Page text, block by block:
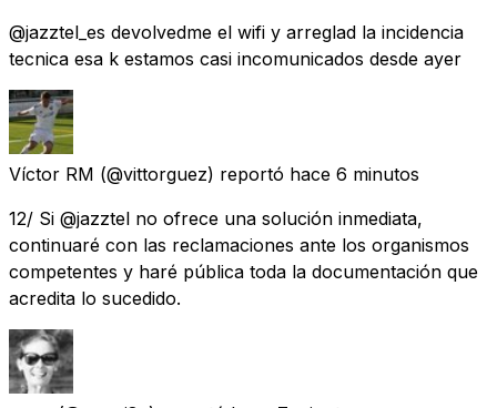
@jazztel_es devolvedme el wifi y arreglad la incidencia
tecnica esa k estamos casi incomunicados desde ayer
Víctor RM (@vittorguez) reportó hace 6 minutos
12/ Si @jazztel no ofrece una solución inmediata,
continuaré con las reclamaciones ante los organismos
competentes y haré pública toda la documentación que
acredita lo sucedido.